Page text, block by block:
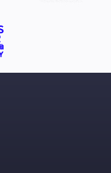
訂立新租約，未
租期或三個月租
在倒數期內非法
另每日罰款2萬